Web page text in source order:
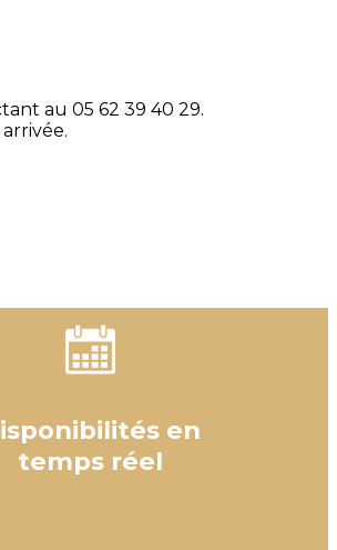
au 05 62 39 40 29.
en
temps réel